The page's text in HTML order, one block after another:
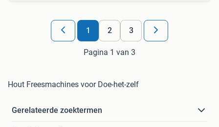
1 2 3
Pagina 1 van 3
Hout Freesmachines voor Doe-het-zelf
Gerelateerde zoektermen